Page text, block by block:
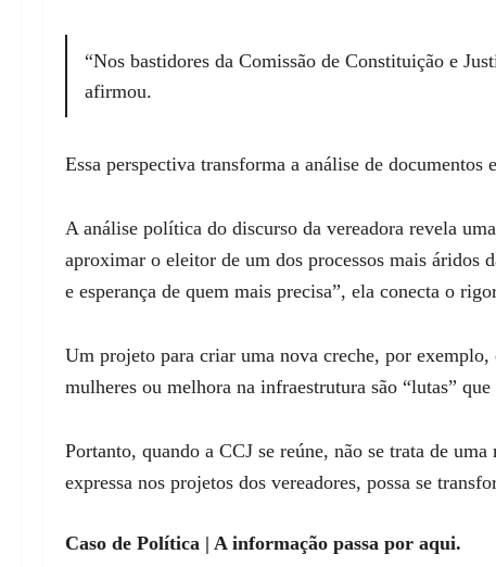
“Nos bastidores da Comissão de Constituição e
afirmou.
Essa perspectiva transforma a análise de
A análise política do discurso da vereadora revela
aproximar o eleitor de um dos processos mais áridos
e esperança de quem mais precisa”, ela conecta o
Um projeto para criar uma nova creche, por exemplo,
mulheres ou melhora na infraestrutura são “lutas”
Portanto, quando a CCJ se reúne, não se trata de
expressa nos projetos dos vereadores, possa se
Caso de Política | A informação passa por aqui.